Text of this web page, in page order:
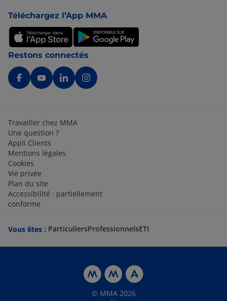
Téléchargez l’App MMA
Restons connectés
Travailler chez MMA
Une question ?
Appli Clients
Mentions légales
Cookies
Vie privée
Plan du site
Accessibilité : partiellement
conforme
Vous êtes : ParticuliersProfessionnelsETI
© MMA 2026